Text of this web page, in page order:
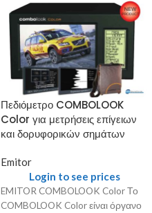
Πεδιόμετρο COMBOLOOK
Color για μετρήσεις επίγειων
και δορυφορικών σημάτων
Emitor
Login to see prices
EMITOR COMBOLOOK Color Το
COMBOLOOK Color είναι όργανο